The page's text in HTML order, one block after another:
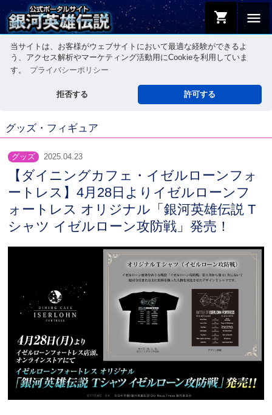
当サイトは、お客様がウェブサイトにおいて最適な経験ができるよ
う、アクセス解析やマーケティング活動用にCookieを利用していま
す。
プライバシーポリシー
拒否する 許可する
menu
shopping_cart
グッズ・フィギュア
グッズ 2025.04.23
【ダイニングカフェ・イゼルローンフォ
ートレス】4月28日よりイゼルローンフ
ォートレス オリジナル「銀河英雄伝説 T
シャツ イゼルローン攻防戦」発売！